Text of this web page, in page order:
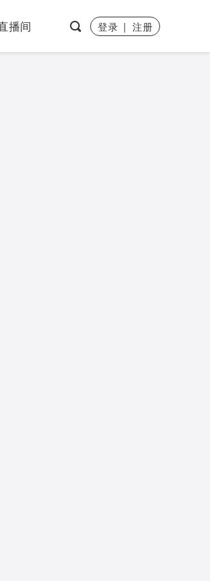
播间 登录|注册